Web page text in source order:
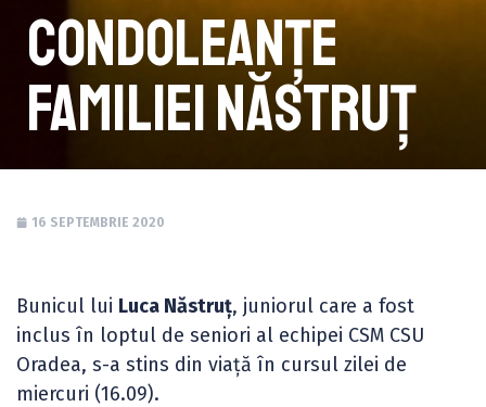
Condoleanțe
familiei Năstruț
16 SEPTEMBRIE 2020
Bunicul lui Luca Năstruț, juniorul care a fost
inclus în loptul de seniori al echipei CSM CSU
Oradea, s-a stins din viață în cursul zilei de
miercuri (16.09).